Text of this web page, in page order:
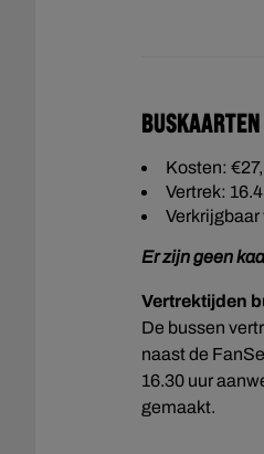
Buskaarten
Kosten:
Vertrek:
Verkrijgbaar
Er zijn geen
Vertrektijden
De bussen
naast de
16.30 uur
gemaakt.